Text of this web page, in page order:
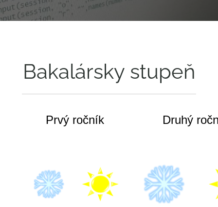
Bakalársky stupeň
Prvý ročník Druhý